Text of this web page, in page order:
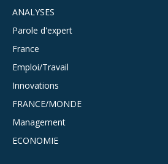
ANALYSES
Parole d'expert
France
Emploi/Travail
Innovations
FRANCE/MONDE
Management
ECONOMIE